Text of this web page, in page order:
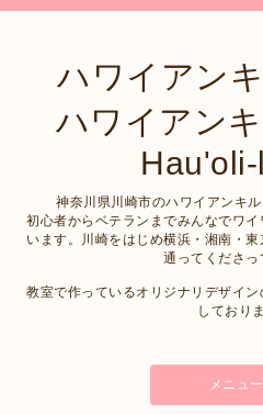
ハワイアン
ハワイアン
神奈川県川崎市のハワイアンキ
初心者からベテランまでみんなでワ
います。川崎をはじめ横浜・湘南・
通ってくださっ
教室で作っているオリジナリデザイ
しており
メニュー